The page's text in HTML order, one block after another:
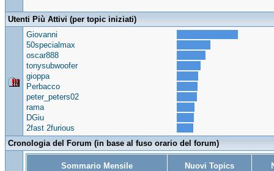
Utenti Più Attivi (per topic iniziati)
Giovanni
50specialmax
oscar888
tonysubwoofer
gioppa
Perbacco
peter_peters02
rama
DGiu
2fast 2furious
Cronologia del Forum (in base al fuso orario del forum)
Sommario Mensile Nuovi Topics